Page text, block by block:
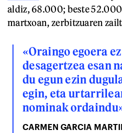
aldiz, 68.000; beste
martxoan, zerbitzuaren
«Oraingo egoera
desagertzea esan
du egun ezin
egin, eta
nominak
CARMEN GARCIA